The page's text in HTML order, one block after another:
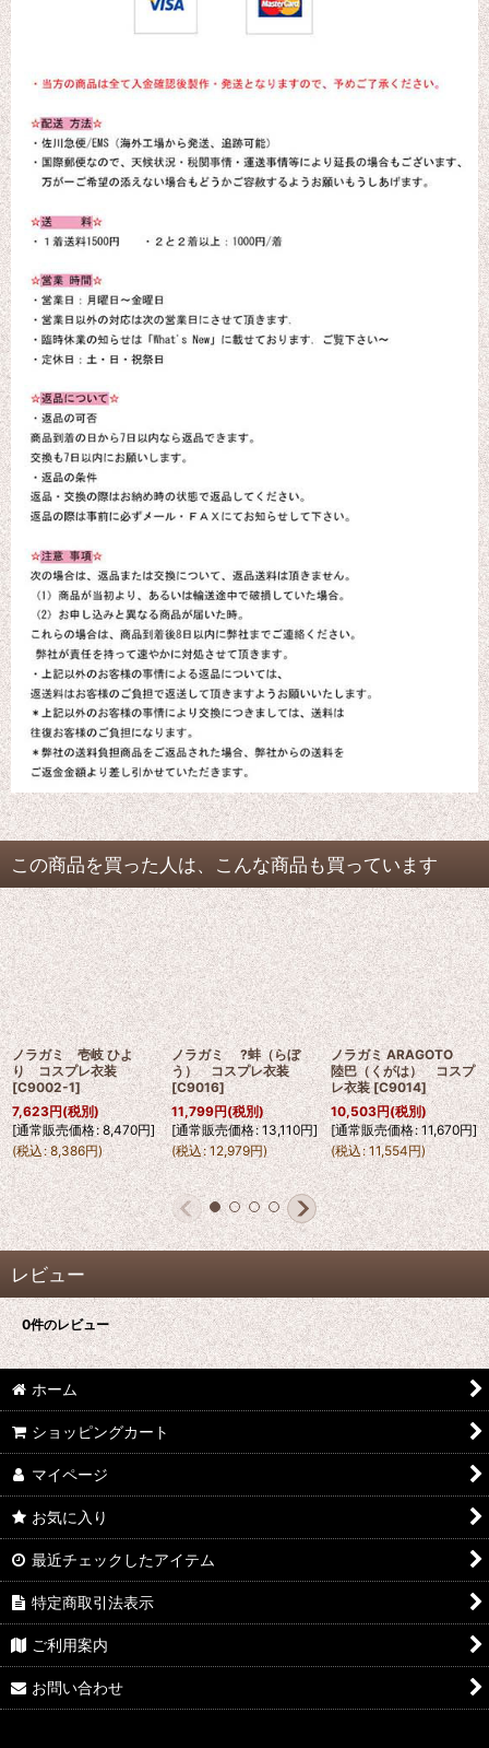
この商品を買った人は、こんな商品も買っています
ノラガミ 壱岐 ひよ
り コスプレ衣装
[C9002-1]
7,623円(税別)
[通常販売価格: 8,470円]
(税込: 8,386円)
ノラガミ ?蚌（らぼ
う） コスプレ衣装
[C9016]
11,799円(税別)
[通常販売価格: 13,110円]
(税込: 12,979円)
ノラガミ ARAGOTO
陸巴（くがは） コスプ
レ衣装 [C9014]
10,503円(税別)
[通常販売価格: 11,670円]
(税込: 11,554円)
レビュー
0件のレビュー
ホーム
ショッピングカート
マイページ
お気に入り
最近チェックしたアイテム
特定商取引法表示
ご利用案内
お問い合わせ